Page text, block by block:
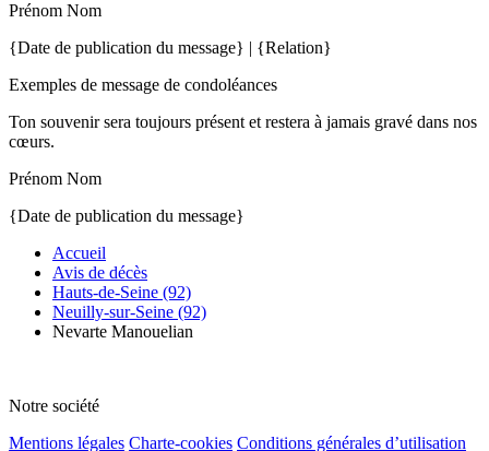
Prénom Nom
{Date de publication du message} | {Relation}
Exemples de message de condoléances
Ton souvenir sera toujours présent et restera à jamais gravé dans nos
cœurs.
Prénom Nom
{Date de publication du message}
Accueil
Avis de décès
Hauts-de-Seine (92)
Neuilly-sur-Seine (92)
Nevarte Manouelian
Notre société
Mentions légales Charte-cookies Conditions générales d’utilisation